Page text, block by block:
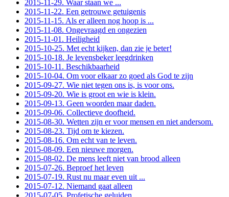
2015-11-29. Waar staan we ...
2015-11-22. Een getrouwe getuigenis
2015-11-15. Als er alleen nog hoop is ...
2015-11-08. Ongevraagd en ongezien
2015-11-01. Heiligheid
2015-10-25. Met echt kijken, dan zie je beter!
2015-10-18. Je levensbeker leegdrinken
2015-10-11. Beschikbaarheid
2015-10-04. Om voor elkaar zo goed als God te zijn
2015-09-27. Wie niet tegen ons is, is voor ons.
2015-09-20. Wie is groot en wie is klein.
2015-09-13. Geen woorden maar daden.
2015-09-06. Collectieve doofheid.
2015-08-30. Wetten zijn er voor mensen en niet andersom.
2015-08-23. Tijd om te kiezen.
2015-08-16. Om echt van te leven.
2015-08-09. Een nieuwe morgen.
2015-08-02. De mens leeft niet van brood alleen
2015-07-26. Beproef het leven
2015-07-19. Rust nu maar even uit ...
2015-07-12. Niemand gaat alleen
2015-07-05. Profetische geluiden